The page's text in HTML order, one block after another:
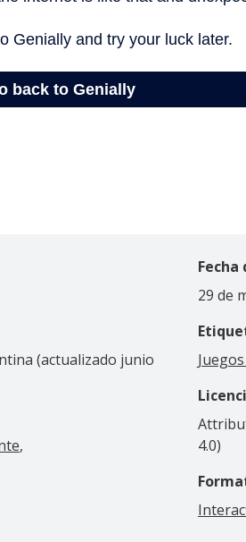
(actualizado junio
Fecha
29 de
4.0)